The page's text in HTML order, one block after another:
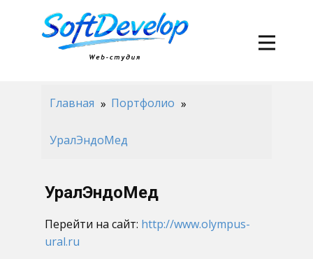
Главная Портфолио
УралЭндоМед
УралЭндоМед
Перейти на сайт: http://www.olympus-
ural.ru